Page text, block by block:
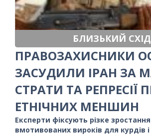
БЛИЗЬКИЙ СХІД
ПРАВОЗАХИСНИКИ
ЗАСУДИЛИ ІРАН ЗА
СТРАТИ ТА РЕПРЕСІЇ
ЕТНІЧНИХ МЕНШИН
Експерти фіксують різке
вмотивованих вироків для курдів